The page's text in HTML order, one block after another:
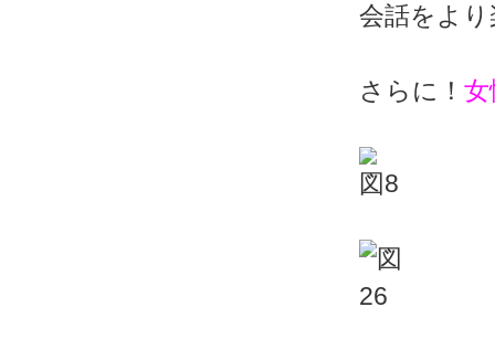
会話をよ
さらに！